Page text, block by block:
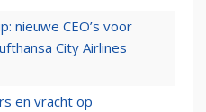
nieuwe CEO’s voor
City Airlines
en vracht op